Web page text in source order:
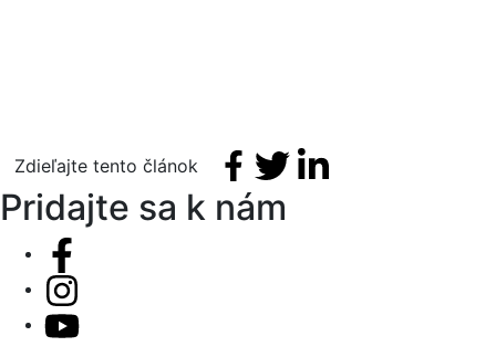
Zdieľajte tento článok Facebook share
TweetLinkedin share
Pridajte sa k nám